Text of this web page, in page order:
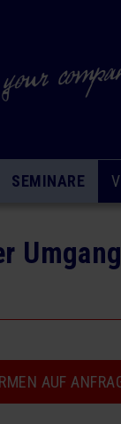
SEMINARE
AUF